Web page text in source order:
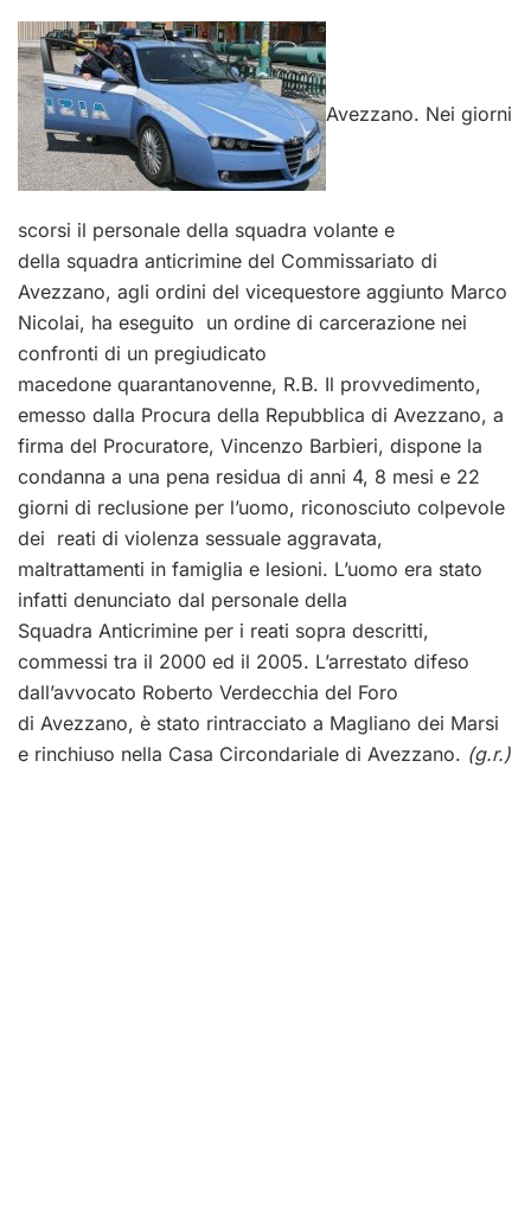
Avezzano. Nei giorni
scorsi il personale della squadra volante e
della squadra anticrimine del Commissariato di
Avezzano, agli ordini del vicequestore aggiunto Marco
Nicolai, ha eseguito un ordine di carcerazione nei
confronti di un pregiudicato
macedone quarantanovenne, R.B. Il provvedimento,
emesso dalla Procura della Repubblica di Avezzano, a
firma del Procuratore, Vincenzo Barbieri, dispone la
condanna a una pena residua di anni 4, 8 mesi e 22
giorni di reclusione per l’uomo, riconosciuto colpevole
dei reati di violenza sessuale aggravata,
maltrattamenti in famiglia e lesioni. L’uomo era stato
infatti denunciato dal personale della
Squadra Anticrimine per i reati sopra descritti,
commessi tra il 2000 ed il 2005. L’arrestato difeso
dall’avvocato Roberto Verdecchia del Foro
di Avezzano, è stato rintracciato a Magliano dei Marsi
e rinchiuso nella Casa Circondariale di Avezzano. (g.r.)